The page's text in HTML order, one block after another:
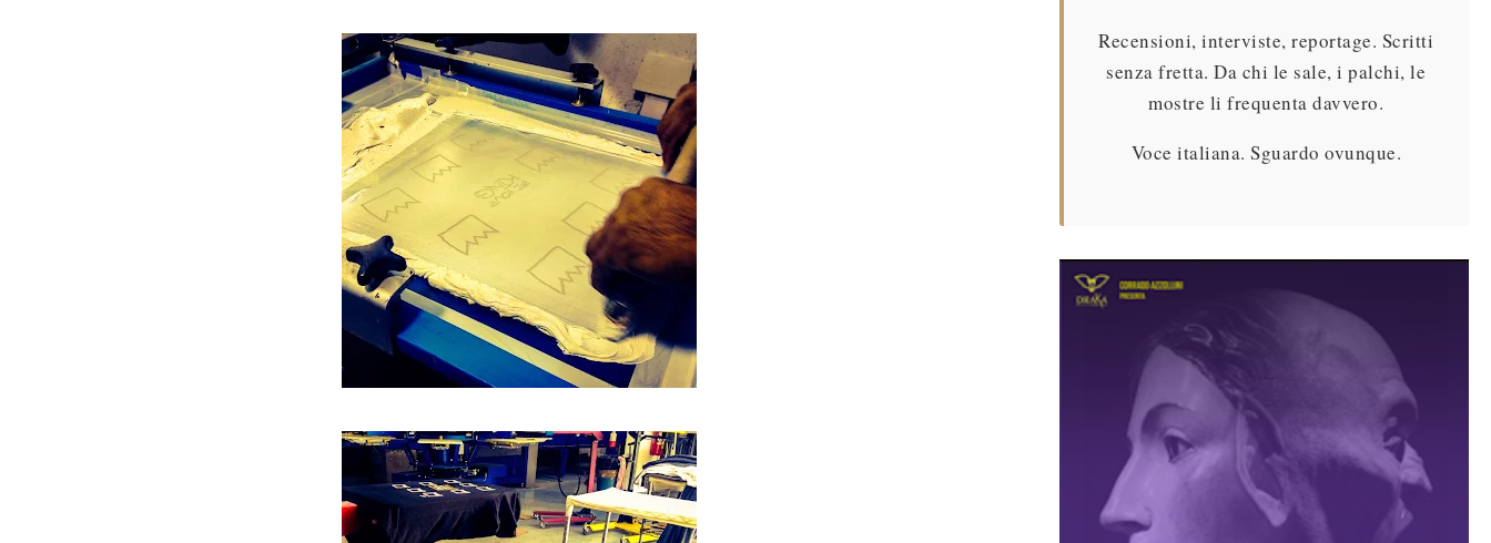
Recensioni, interviste, reportage. Scritti
senza fretta. Da chi le sale, i palchi, le
mostre li frequenta davvero.
Voce italiana. Sguardo ovunque.